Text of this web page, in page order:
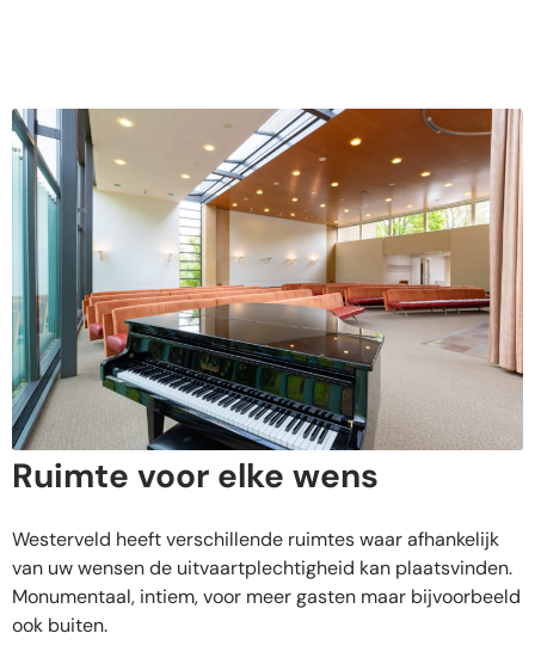
Ruimte voor elke wens
Westerveld heeft verschillende ruimtes waar afhankelijk
van uw wensen de uitvaartplechtigheid kan plaatsvinden.
Monumentaal, intiem, voor meer gasten maar bijvoorbeeld
ook buiten.